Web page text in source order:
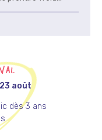
août
dès 3 ans